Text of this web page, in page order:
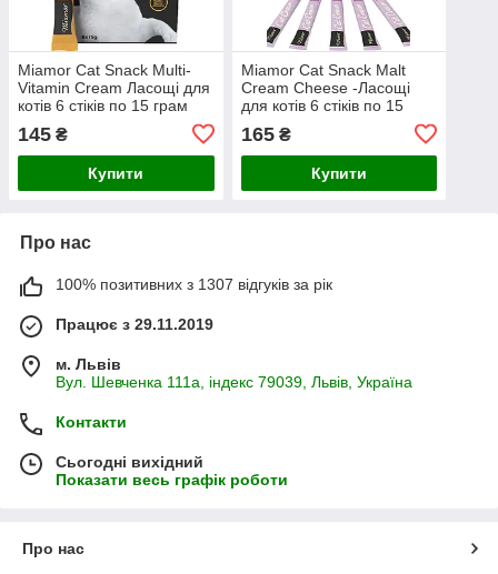
Miamor Cat Snack Multi-
Vitamin Cream Ласощі для
котів 6 стіків по 15 грам
145 ₴
Купити
Miamor Cat Snack Malt
Cream Cheese -Ласощі
для котів 6 стіків по 15
165₴
Купити
Про нас
100% позитивних з 1307 відгуків за рік
Працює з 29.11.2019
м. Львів
Вул. Шевченка 111а, індекс 79039, Львів, Україна
Контакти
Сьогодні вихідний
Показати весь графік роботи
Про нас